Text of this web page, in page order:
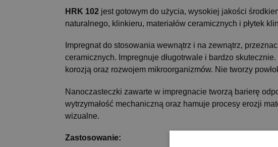
HRK 102jest gotowym do użycia, wysokiej jakości
naturalnego, klinkieru, materiałów ceramicznych i płytek
Impregnat do stosowania wewnątrz i na zewnątrz,
ceramicznych. Impregnuje długotrwale i bardzo
korozją oraz rozwojem mikroorganizmów. Nie tworzy
Nanoczasteczki zawarte w impregnacie tworzą barierę
wytrzymałość mechaniczną oraz hamuje procesy erozji
wizualne.
Zastosowanie: